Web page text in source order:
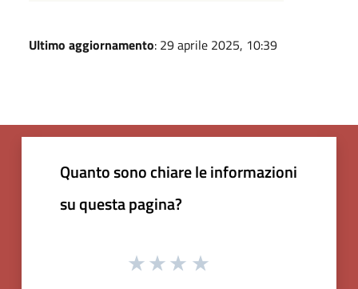
Ultimo aggiornamento: 29 aprile 2025, 10:39
Quanto sono chiare le informazioni
su questa pagina?